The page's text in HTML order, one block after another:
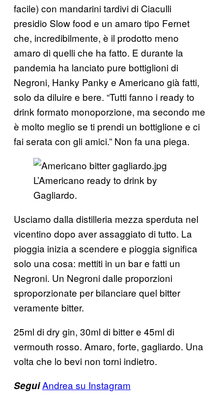
facile) con mandarini tardivi di Ciaculli
presidio Slow food e un amaro tipo Fernet
che, incredibilmente, è il prodotto meno
amaro di quelli che ha fatto. E durante la
pandemia ha lanciato pure bottiglioni di
Negroni, Hanky Panky e Americano già fatti,
solo da diluire e bere. “Tutti fanno i ready to
drink formato monoporzione, ma secondo me
è molto meglio se ti prendi un bottiglione e ci
fai serata con gli amici.” Non fa una piega.
L’Americano ready to drink by
Gagliardo.
Usciamo dalla distilleria mezza sperduta nel
vicentino dopo aver assaggiato di tutto. La
pioggia inizia a scendere e pioggia significa
solo una cosa: mettiti in un bar e fatti un
Negroni. Un Negroni dalle proporzioni
sproporzionate per bilanciare quel bitter
veramente bitter.
25ml di dry gin, 30ml di bitter e 45ml di
vermouth rosso. Amaro, forte, gagliardo. Una
volta che lo bevi non torni indietro.
SeguiAndrea su Instagram